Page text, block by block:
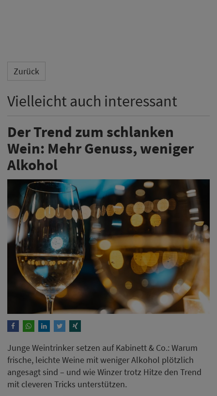
Zurück
Vielleicht auch interessant
Der Trend zum schlanken
Wein: Mehr Genuss, weniger
Alkohol
Junge Weintrinker setzen auf Kabinett & Co.: Warum
frische, leichte Weine mit weniger Alkohol plötzlich
angesagt sind – und wie Winzer trotz Hitze den Trend
mit cleveren Tricks unterstützen.